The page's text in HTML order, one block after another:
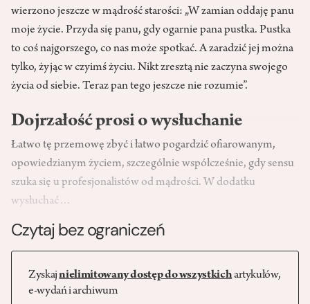
wierzono jeszcze w mądrość starości: „W zamian oddaję panu
moje życie. Przyda się panu, gdy ogarnie pana pustka. Pustka
to coś najgorszego, co nas może spotkać. A zaradzić jej można
tylko, żyjąc w czyimś życiu. Nikt zresztą nie zaczyna swojego
życia od siebie. Teraz pan tego jeszcze nie rozumie”.
Dojrzałość prosi o wysłuchanie
Łatwo tę przemowę zbyć i łatwo pogardzić ofiarowanym,
opowiedzianym życiem, szczególnie współcześnie, gdy sensu
szuka się u profesjonalistów od mądrości. W dodatku
wysłuchać…
Czytaj bez ograniczeń
Zyskajnielimitowany dostęp do wszystkichartykułów,
e-wydań i archiwum